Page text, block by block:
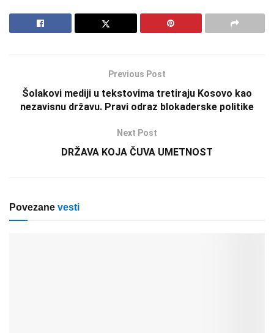
Previous Post
Šolakovi mediji u tekstovima tretiraju Kosovo kao
nezavisnu državu. Pravi odraz blokaderske politike
Next Post
DRŽAVA KOJA ČUVA UMETNOST
Povezane vesti